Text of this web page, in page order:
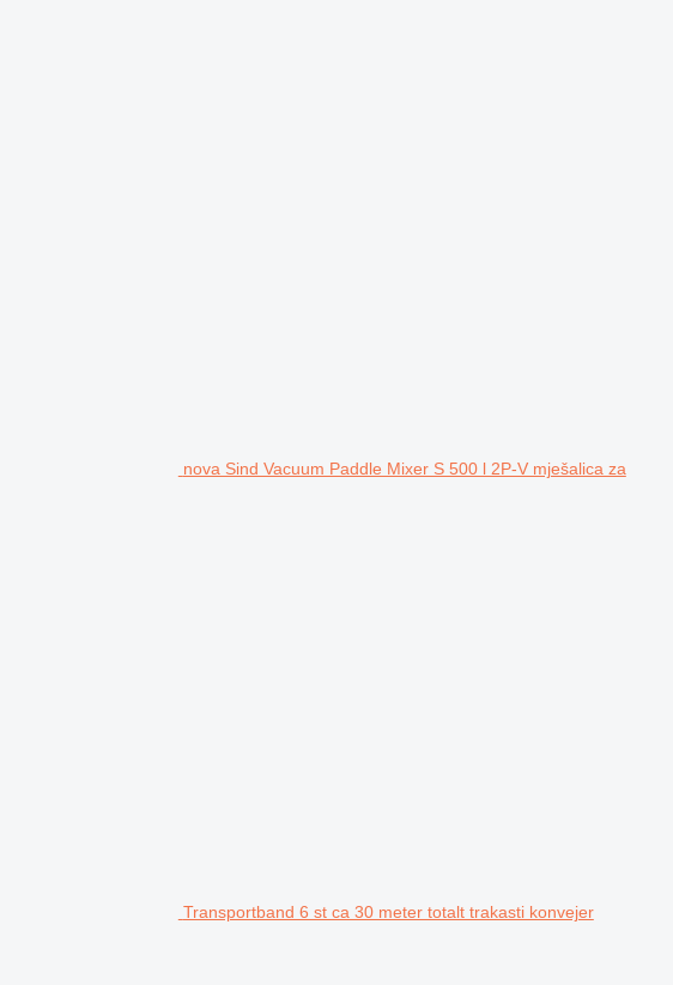
nova Sind Vacuum Paddle Mixer S 500 l 2P-V mješalica za
Transportband 6 st ca 30 meter totalt trakasti konvejer